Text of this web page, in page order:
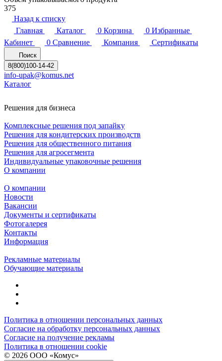
375
Назад к списку
Главная
Каталог 0 Корзина 0 Избранные
Кабинет
0 Сравнение Компания Сертификаты
Поиск
8(800)100-14-42
info-upak@komus.net
Каталог
Решения для бизнеса
Комплексные решения под запайку
Решения для кондитерских производств
Решения для общественного питания
Решения для агросегмента
Индивидуальные упаковочные решения
О компании
О компании
Новости
Вакансии
Документы и сертификаты
Фотогалерея
Контакты
Информация
Рекламные материалы
Обучающие материалы
Политика в отношении персональных данных
Согласие на обработку персональных данных
Согласие на получение рекламы
Политика в отношении cookie
© 2026 ООО «Комус»